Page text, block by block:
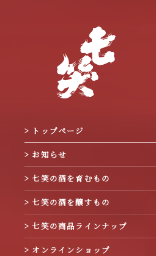
> トップページ
> お知らせ
> 七笑の酒を育むもの
> 七笑の酒を醸すもの
> 七笑の商品ラインナップ
> オンラインショップ